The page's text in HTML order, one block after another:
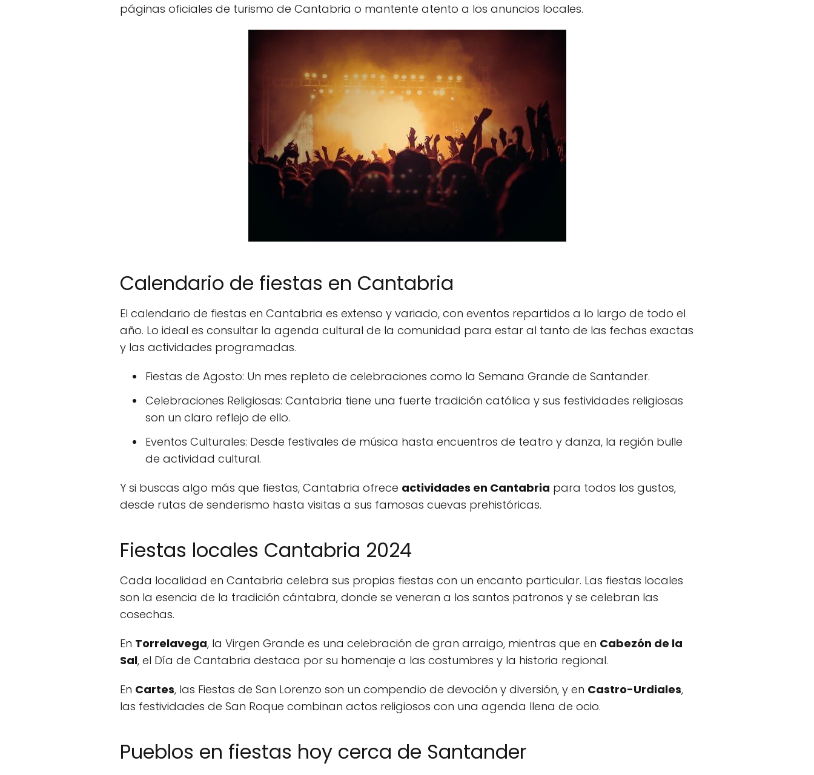
páginas oficiales de turismo de Cantabria o mantente atento a los anuncios locales.
Calendario de fiestas en Cantabria
El calendario de fiestas en Cantabria es extenso y variado, con eventos repartidos a lo largo de todo el
año. Lo ideal es consultar la agenda cultural de la comunidad para estar al tanto de las fechas exactas
y las actividades programadas.
Fiestas de Agosto: Un mes repleto de celebraciones como la Semana Grande de Santander.
Celebraciones Religiosas: Cantabria tiene una fuerte tradición católica y sus festividades religiosas
son un claro reflejo de ello.
Eventos Culturales: Desde festivales de música hasta encuentros de teatro y danza, la región bulle
de actividad cultural.
Y si buscas algo más que fiestas, Cantabria ofrece actividades en Cantabria para todos los gustos,
desde rutas de senderismo hasta visitas a sus famosas cuevas prehistóricas.
Fiestas locales Cantabria 2024
Cada localidad en Cantabria celebra sus propias fiestas con un encanto particular. Las fiestas locales
son la esencia de la tradición cántabra, donde se veneran a los santos patronos y se celebran las
cosechas.
En Torrelavega, la Virgen Grande es una celebración de gran arraigo, mientras que en Cabezón de la
Sal, el Día de Cantabria destaca por su homenaje a las costumbres y la historia regional.
En Cartes, las Fiestas de San Lorenzo son un compendio de devoción y diversión, y en Castro-Urdiales,
las festividades de San Roque combinan actos religiosos con una agenda llena de ocio.
Pueblos en fiestas hoy cerca de Santander